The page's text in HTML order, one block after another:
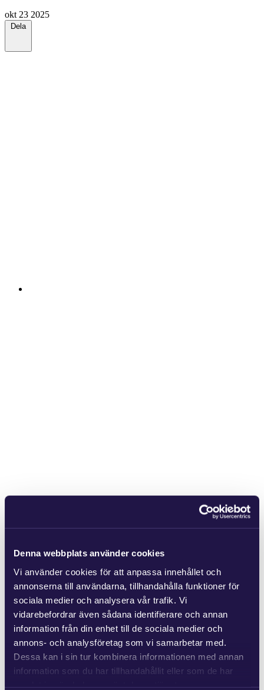
Denna webbplats använder cookies
Vi använder cookies för att anpassa innehållet och
annonserna till användarna, tillhandahålla funktioner för
sociala medier och analysera vår trafik. Vi
vidarebefordrar även sådana identifierare och annan
information från din enhet till de sociala medier och
annons- och analysföretag som vi samarbetar med.
Dessa kan i sin tur kombinera informationen med annan
information som du har tillhandahållit eller som de har
okt 23 2025
Dela